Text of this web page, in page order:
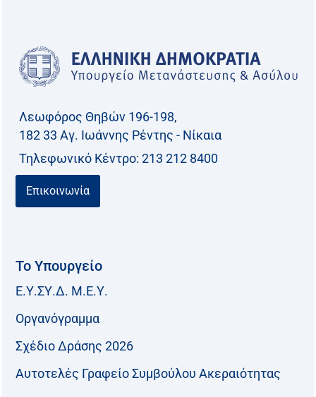
Λεωφόρος Θηβών 196-198,
182 33 Aγ. Ιωάννης Ρέντης - Νίκαια
Τηλεφωνικό Kέντρο: 213 212 8400
Επικοινωνία
Το Υπουργείο
Ε.Υ.ΣΥ.Δ. Μ.Ε.Υ.
Οργανόγραμμα
Σχέδιο Δράσης 2026
Αυτοτελές Γραφείο Συμβούλου Ακεραιότητας